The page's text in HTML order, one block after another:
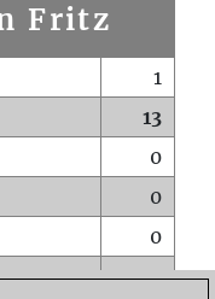
Fritz
1
13
0
0
0
0